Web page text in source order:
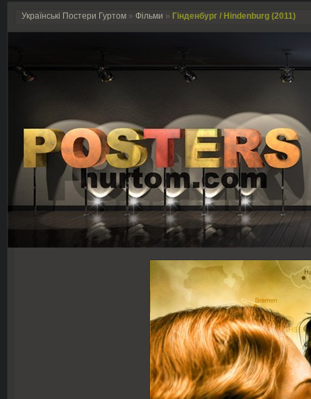
Українські Постери Гуртом » Фільми » Гінденбург / Hindenburg (2011)